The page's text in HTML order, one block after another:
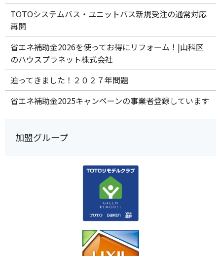
TOTOシステムバス・ユニットバス新規受注の通常対応
再開
省エネ補助金2026を使ってお得にリフォーム！|山科区
のハウスプラネット株式会社
迫ってきました！２０２７年問題
省エネ補助金2025キャンペーンの事業者登録しています
加盟グループ